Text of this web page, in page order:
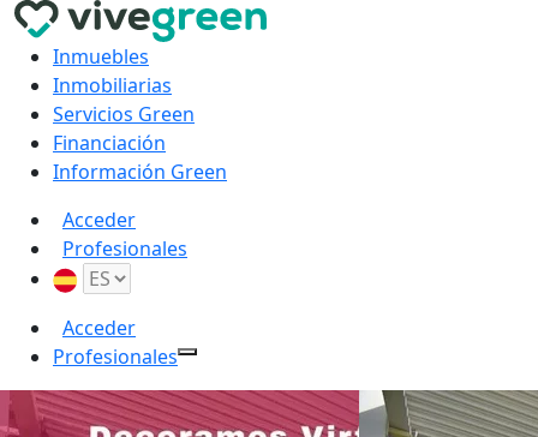
Inmuebles
Inmobiliarias
Servicios Green
Financiación
Información Green
Acceder
Profesionales
Acceder
Profesionales